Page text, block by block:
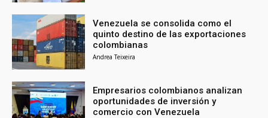
Venezuela se consolida como el
quinto destino de las exportaciones
colombianas
Andrea Teixeira
Empresarios colombianos analizan
oportunidades de inversión y
comercio con Venezuela